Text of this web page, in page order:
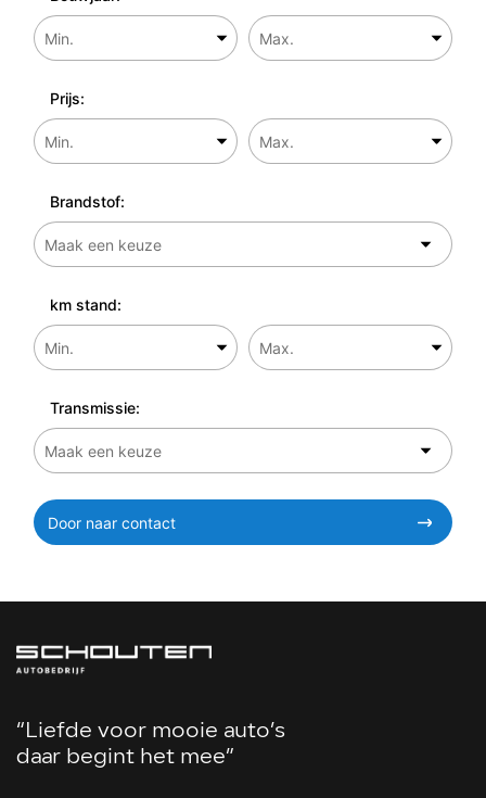
Prijs:
Brandstof:
km stand:
Transmissie:
Door naar contact
“Liefde voor mooie auto’s
daar begint het mee”